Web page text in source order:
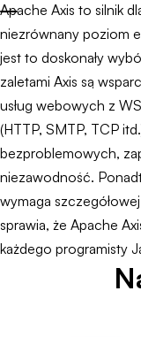
Apache Axis to silnik
niezrównany poziom
jest to doskonały
zaletami Axis są
usług webowych z
(HTTP, SMTP, TCP
bezproblemowych,
niezawodność.
wymaga
sprawia, że Apache
każdego programisty